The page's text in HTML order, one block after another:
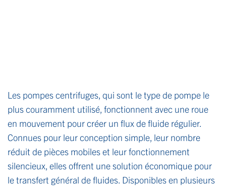
Les pompes centrifuges, qui sont le type de pompe le
plus couramment utilisé, fonctionnent avec une roue
en mouvement pour créer un flux de fluide régulier.
Connues pour leur conception simple, leur nombre
réduit de pièces mobiles et leur fonctionnement
silencieux, elles offrent une solution économique pour
le transfert général de fluides. Disponibles en plusieurs